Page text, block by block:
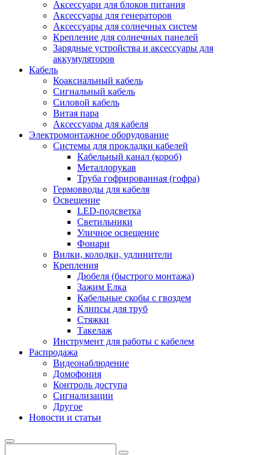
Аксессуари для блоков питания
Аксессуары для генераторов
Аксессуары для солнечных систем
Крепление для солнечных панелей
Зарядные устройства и аксессуары для
аккумуляторов
Кабель
Коаксиальный кабель
Сигнальный кабель
Силовой кабель
Витая пара
Аксессуары для кабеля
Электромонтажное оборудование
Системы для прокладки кабелей
Кабельный канал (короб)
Металлорукав
Труба гофрированная (гофра)
Гермовводы для кабеля
Освещение
LED-подсветка
Светильники
Уличное освещение
Фонари
Вилки, колодки, удлинители
Крепления
Дюбеля (быстрого монтажа)
Зажим Елка
Кабельные скобы с гвоздем
Клипсы для труб
Стяжки
Такелаж
Инструмент для работы с кабелем
Распродажа
Видеонаблюдение
Домофония
Контроль доступа
Сигнализации
Другое
Новости и статьи